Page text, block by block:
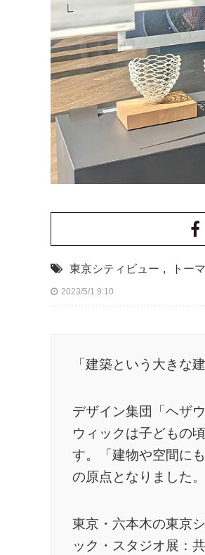
東京シティビュー , トー
2023/5/1 9:10
「建築という大きな
デザイン集団「ヘザ
ウィックは子どもの
す。「建物や空間に
の原点となりました。
東京・六本木の東京
ック・スタジオ展：